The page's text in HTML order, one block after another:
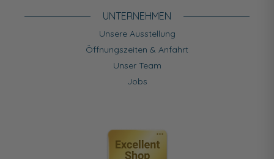
UNTERNEHMEN
Unsere Ausstellung
Öffnungszeiten & Anfahrt
Unser Team
Jobs